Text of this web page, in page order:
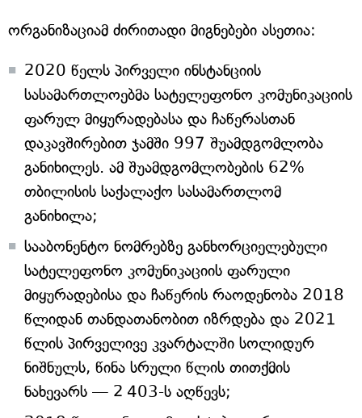
ორგანიზაციამ ძირითადი მიგნებები ასეთია:
2020 წელს პირველი ინსტანციის
სასამართლოებმა სატელეფონო კომუნიკაციის
ფარულ მიყურადებასა და ჩაწერასთან
დაკავშირებით ჯამში 997 შუამდგომლობა
განიხილეს. ამ შუამდგომლობების 62%
თბილისის საქალაქო სასამართლომ
განიხილა;
სააბონენტო ნომრებზე განხორციელებული
სატელეფონო კომუნიკაციის ფარული
მიყურადებისა და ჩაწერის რაოდენობა 2018
წლიდან თანდათანობით იზრდება და 2021
წლის პირველივე კვარტალში სოლიდურ
ნიშნულს, წინა სრული წლის თითქმის
ნახევარს — 2 403-ს აღწევს;